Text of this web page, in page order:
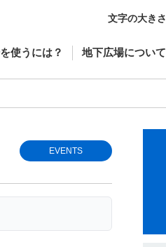
文字の大きさ
使うには？ 地下広場について
EVENTS